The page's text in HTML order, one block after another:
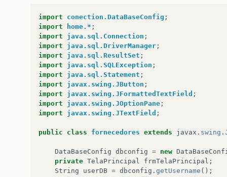
import conection.DataBaseConfig ;
import
home.* ;
import
java.sql.Connection ;
import
java.sql.DriverManager ;
import
java.sql.ResultSet ;
import
java.sql.SQLException ;
import
java.sql.Statement ;
import
javax.swing.JButton ;
import
javax.swing.JFormattedTextField ;
import
javax.swing.JOptionPane ;
import
javax.swing.JTextField ;
public class fornecedores extends javax . swing .
DataBaseConfig dbconfig = new
private TelaPrincipal frmTelaPrincipal ;
String
userDB = dbconfig . getUsername ();